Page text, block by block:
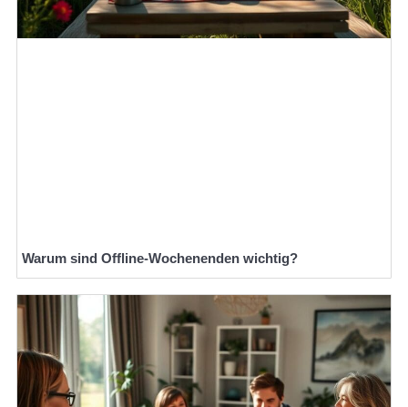
Warum sind Offline-Wochenenden wichtig?